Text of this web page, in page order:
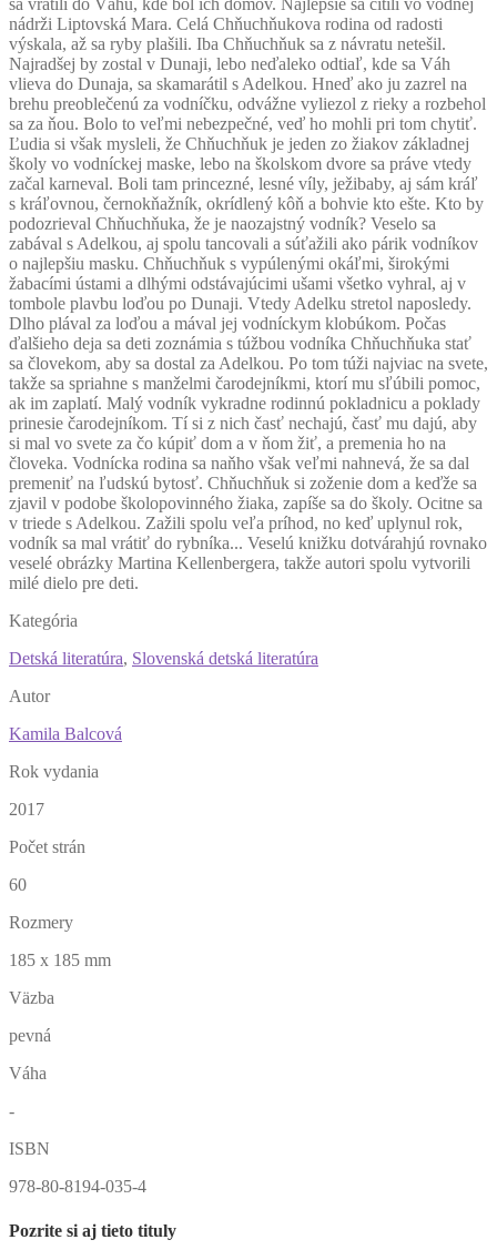
sa vrátili do Váhu, kde bol ich domov. Najlepšie sa cítili vo vodnej
nádrži Liptovská Mara. Celá Chňuchňukova rodina od radosti
výskala, až sa ryby plašili. Iba Chňuchňuk sa z návratu netešil.
Najradšej by zostal v Dunaji, lebo neďaleko odtiaľ, kde sa Váh
vlieva do Dunaja, sa skamarátil s Adelkou. Hneď ako ju zazrel na
brehu preoblečenú za vodníčku, odvážne vyliezol z rieky a rozbehol
sa za ňou. Bolo to veľmi nebezpečné, veď ho mohli pri tom chytiť.
Ľudia si však mysleli, že Chňuchňuk je jeden zo žiakov základnej
školy vo vodníckej maske, lebo na školskom dvore sa práve vtedy
začal karneval. Boli tam princezné, lesné víly, ježibaby, aj sám kráľ
s kráľovnou, černokňažník, okrídlený kôň a bohvie kto ešte. Kto by
podozrieval Chňuchňuka, že je naozajstný vodník? Veselo sa
zabával s Adelkou, aj spolu tancovali a súťažili ako párik vodníkov
o najlepšiu masku. Chňuchňuk s vypúlenými okáľmi, širokými
žabacími ústami a dlhými odstávajúcimi ušami všetko vyhral, aj v
tombole plavbu loďou po Dunaji. Vtedy Adelku stretol naposledy.
Dlho plával za loďou a mával jej vodníckym klobúkom. Počas
ďalšieho deja sa deti zoznámia s túžbou vodníka Chňuchňuka stať
sa človekom, aby sa dostal za Adelkou. Po tom túži najviac na svete,
takže sa spriahne s manželmi čarodejníkmi, ktorí mu sľúbili pomoc,
ak im zaplatí. Malý vodník vykradne rodinnú pokladnicu a poklady
prinesie čarodejníkom. Tí si z nich časť nechajú, časť mu dajú, aby
si mal vo svete za čo kúpiť dom a v ňom žiť, a premenia ho na
človeka. Vodnícka rodina sa naňho však veľmi nahnevá, že sa dal
premeniť na ľudskú bytosť. Chňuchňuk si zoženie dom a keďže sa
zjavil v podobe školopovinného žiaka, zapíše sa do školy. Ocitne sa
v triede s Adelkou. Zažili spolu veľa príhod, no keď uplynul rok,
vodník sa mal vrátiť do rybníka... Veselú knižku dotvárahjú rovnako
veselé obrázky Martina Kellenbergera, takže autori spolu vytvorili
milé dielo pre deti.
Kategória
Detská literatúra, Slovenská detská literatúra
Autor
Kamila Balcová
Rok vydania
2017
Počet strán
60
Rozmery
185 x 185 mm
Väzba
pevná
Váha
-
ISBN
978-80-8194-035-4
Pozrite si aj tieto tituly